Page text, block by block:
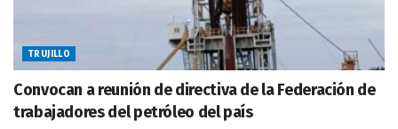
TRUJILLO
Convocan a reunión de directiva de la Federación de
trabajadores del petróleo del país